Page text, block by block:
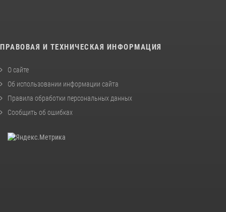
ПРАВОВАЯ И ТЕХНИЧЕСКАЯ ИНФОРМАЦИЯ
О сайте
Об использовании информации сайта
Правила обработки персональных данных
Сообщить об ошибках